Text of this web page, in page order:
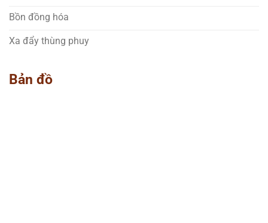
Bồn đồng hóa
Xa đẩy thùng phuy
Bản đồ